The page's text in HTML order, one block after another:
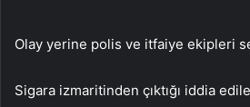
Olay yerine polis ve itfaiye ekipleri
Sigara izmaritinden çıktığı iddia